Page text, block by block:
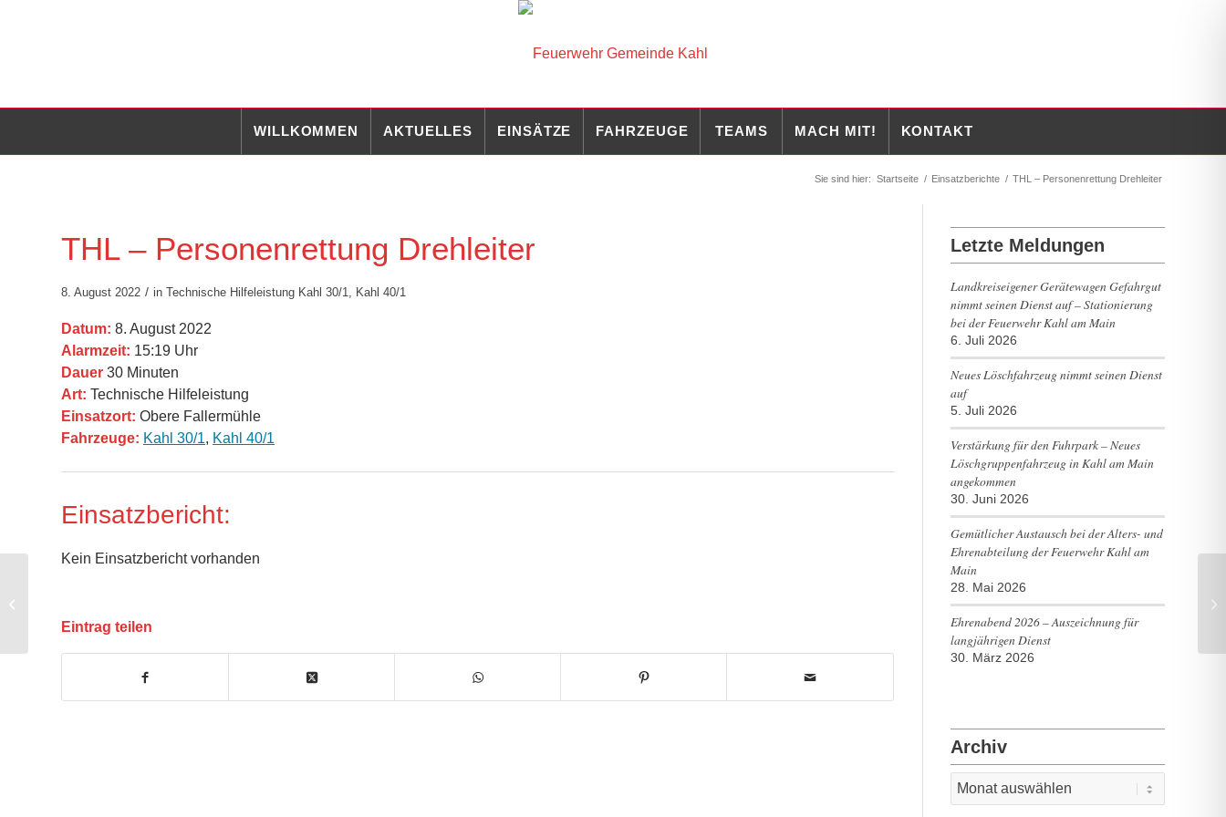
WILLKOMMEN AKTUELLES EINSÄTZE FAHRZEUGE TEAMS MACH MIT! KONTAKT
Sie sind hier: Startseite / Einsatzberichte / THL – Personenrettung Drehleiter
THL – Personenrettung Drehleiter
8. August 2022 / in Technische Hilfeleistung Kahl 30/1, Kahl 40/1
Datum: 8. August 2022
Alarmzeit: 15:19 Uhr
Dauer 30 Minuten
Art: Technische Hilfeleistung
Einsatzort: Obere Fallermühle
Fahrzeuge: Kahl 30/1, Kahl 40/1
Einsatzbericht:
Kein Einsatzbericht vorhanden
Eintrag teilen
Letzte Meldungen
Landkreiseigener Gerätewagen Gefahrgut
nimmt seinen Dienst auf – Stationierung
bei der Feuerwehr Kahl am Main
6. Juli 2026
Neues Löschfahrzeug nimmt seinen Dienst
auf
5. Juli 2026
Verstärkung für den Fuhrpark – Neues
Löschgruppenfahrzeug in Kahl am Main
angekommen
30. Juni 2026
Gemütlicher Austausch bei der Alters- und
Ehrenabteilung der Feuerwehr Kahl am
Main
28. Mai 2026
Ehrenabend 2026 – Auszeichnung für
langjährigen Dienst
30. März 2026
Archiv